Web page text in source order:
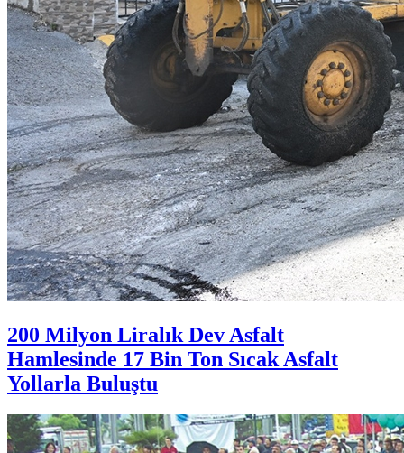
200 Milyon Liralık Dev Asfalt
Hamlesinde 17 Bin Ton Sıcak Asfalt
Yollarla Buluştu